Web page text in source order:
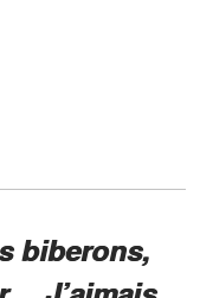
biberons,